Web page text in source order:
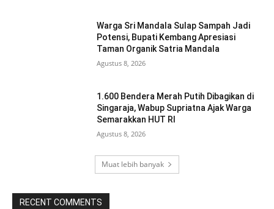
Warga Sri Mandala Sulap Sampah Jadi
Potensi, Bupati Kembang Apresiasi
Taman Organik Satria Mandala
Agustus 8, 2026
1.600 Bendera Merah Putih Dibagikan di
Singaraja, Wabup Supriatna Ajak Warga
Semarakkan HUT RI
Agustus 8, 2026
Muat lebih banyak
RECENT COMMENTS